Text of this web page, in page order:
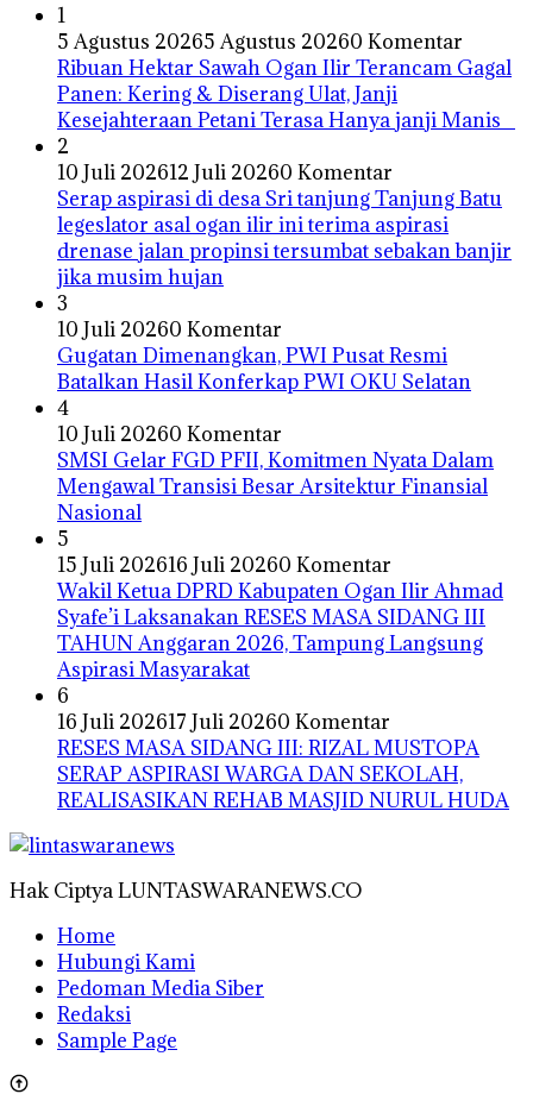
1
5 Agustus 20265 Agustus 20260 Komentar
Ribuan Hektar Sawah Ogan Ilir Terancam Gagal
Panen: Kering & Diserang Ulat, Janji
Kesejahteraan Petani Terasa Hanya janji Manis
2
10 Juli 202612 Juli 20260 Komentar
Serap aspirasi di desa Sri tanjung Tanjung Batu
legeslator asal ogan ilir ini terima aspirasi
drenase jalan propinsi tersumbat sebakan banjir
jika musim hujan
3
10 Juli 20260 Komentar
Gugatan Dimenangkan, PWI Pusat Resmi
Batalkan Hasil Konferkap PWI OKU Selatan
4
10 Juli 20260 Komentar
SMSI Gelar FGD PFII, Komitmen Nyata Dalam
Mengawal Transisi Besar Arsitektur Finansial
Nasional
5
15 Juli 202616 Juli 20260 Komentar
Wakil Ketua DPRD Kabupaten Ogan Ilir Ahmad
Syafe’i Laksanakan RESES MASA SIDANG III
TAHUN Anggaran 2026, Tampung Langsung
Aspirasi Masyarakat
6
16 Juli 202617 Juli 20260 Komentar
RESES MASA SIDANG III: RIZAL MUSTOPA
SERAP ASPIRASI WARGA DAN SEKOLAH,
REALISASIKAN REHAB MASJID NURUL HUDA
Hak Ciptya LUNTASWARANEWS.CO
Home
Hubungi Kami
Pedoman Media Siber
Redaksi
Sample Page